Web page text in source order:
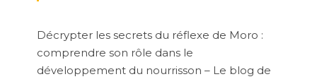
Décrypter les secrets du réflexe de Moro :
comprendre son rôle dans le
développement du nourrisson – Le blog de